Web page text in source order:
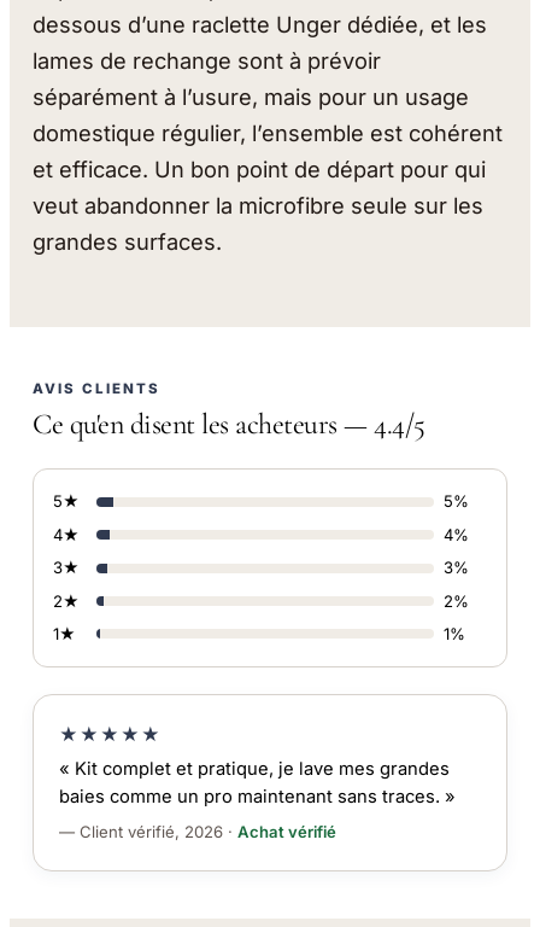
dessous d’une raclette Unger dédiée, et les
lames de rechange sont à prévoir
séparément à l’usure, mais pour un usage
domestique régulier, l’ensemble est cohérent
et efficace. Un bon point de départ pour qui
veut abandonner la microfibre seule sur les
grandes surfaces.
AVIS CLIENTS
Ce qu'en disent les acheteurs — 4.4/5
5★
5%
4★
4%
3★
3%
2★
2%
1★
1%
★★★★★
« Kit complet et pratique, je lave mes grandes
baies comme un pro maintenant sans traces. »
— Client vérifié, 2026 · Achat vérifié